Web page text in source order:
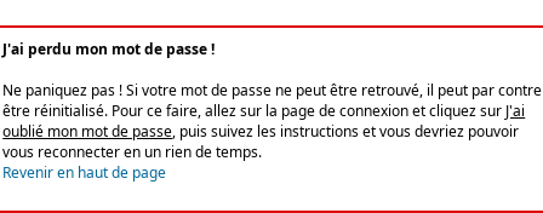
J'ai perdu mon mot de passe !
Ne paniquez pas ! Si votre mot de passe ne peut être retrouvé, il peut par contre
être réinitialisé. Pour ce faire, allez sur la page de connexion et cliquez sur J'ai
oublié mon mot de passe, puis suivez les instructions et vous devriez pouvoir
vous reconnecter en un rien de temps.
Revenir en haut de page